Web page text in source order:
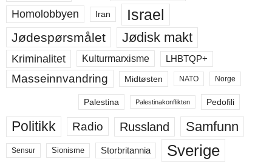
Homolobbyen Iran Israel
Jødespørsmålet Jødisk makt
Kriminalitet Kulturmarxisme LHBTQP+
Masseinnvandring Midtøsten NATO Norge
Palestina Palestinakonflikten Pedofili
Politikk Radio Russland Samfunn
Sensur Sionisme Storbritannia Sverige